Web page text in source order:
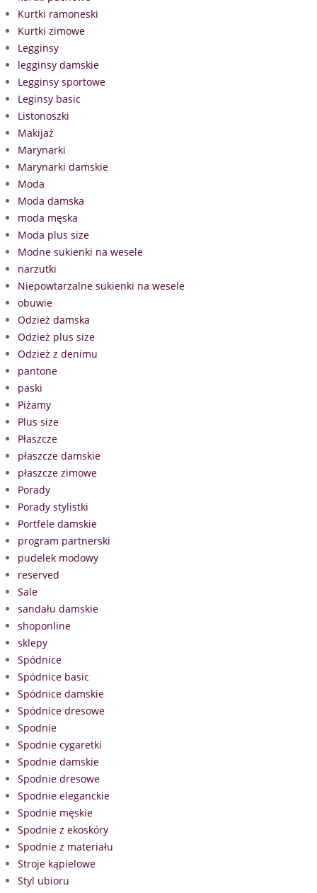
Kurtki ramoneski
Kurtki zimowe
Legginsy
legginsy damskie
Legginsy sportowe
Leginsy basic
Listonoszki
Makijaż
Marynarki
Marynarki damskie
Moda
Moda damska
moda męska
Moda plus size
Modne sukienki na wesele
narzutki
Niepowtarzalne sukienki na wesele
obuwie
Odzież damska
Odzież plus size
Odzież z denimu
pantone
paski
Piżamy
Plus size
Płaszcze
płaszcze damskie
płaszcze zimowe
Porady
Porady stylistki
Portfele damskie
program partnerski
pudelek modowy
reserved
Sale
sandału damskie
shoponline
sklepy
Spódnice
Spódnice basic
Spódnice damskie
Spódnice dresowe
Spodnie
Spodnie cygaretki
Spodnie damskie
Spodnie dresowe
Spodnie eleganckie
Spodnie męskie
Spodnie z ekoskóry
Spodnie z materiału
Stroje kąpielowe
Styl ubioru